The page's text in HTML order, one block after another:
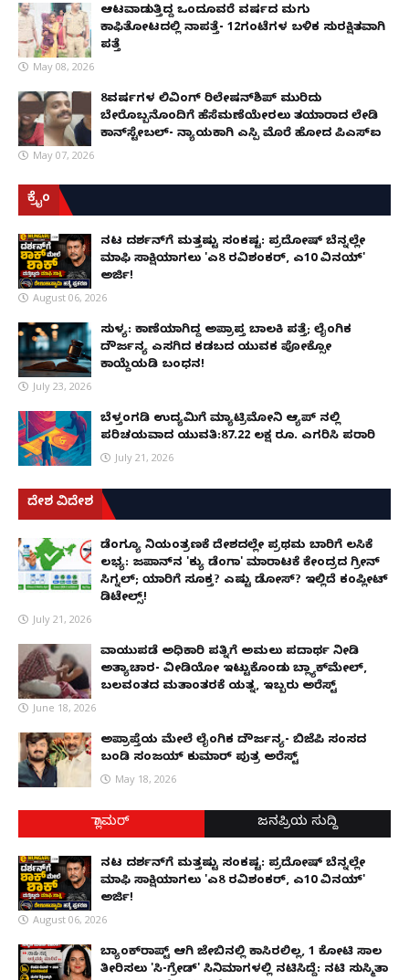
ಆಟವಾಡುತ್ತಿದ್ದ ಒಂದೂವರೆ ವರ್ಷದ ಮಗು
ಕಾಫಿತೋಟದಲ್ಲಿ ನಾಪತ್ತೆ- 12ಗಂಟೆಗಳ ಬಳಿಕ ಸುರಕ್ಷಿತವಾಗಿ
ಪತ್ತೆ
May 08, 2026
8ವರ್ಷಗಳ ಲಿವಿಂಗ್‌ ರಿಲೇಷನ್‌ಶಿಪ್ ಮುರಿದು
ಬೇರೊಬ್ಬನೊಂದಿಗೆ ಹೆಸೆಮಣೆಯೇರಲು ತಯಾರಾದ ಲೇಡಿ
ಕಾನ್‌ಸ್ಟೇಬಲ್- ನ್ಯಾಯಕ್ಕಾಗಿ ಎಸ್ಪಿ ಮೊರೆ ಹೋದ ಪಿಎಸ್ಐ
May 07, 2026
ಕ್ರೈಂ
ನಟ ದರ್ಶನ್‌ಗೆ ಮತ್ತಷ್ಟು ಸಂಕಷ್ಟ: ಪ್ರದೋಷ್ ಬೆನ್ನಲ್ಲೇ
ಮಾಫಿ ಸಾಕ್ಷಿಯಾಗಲು 'ಎ8 ರವಿಶಂಕರ್, ಎ10 ವಿನಯ್'
ಅರ್ಜಿ!
August 06, 2026
ಸುಳ್ಯ: ಕಾಣೆಯಾಗಿದ್ದ ಅಪ್ರಾಪ್ತ ಬಾಲಕಿ ಪತ್ತೆ; ಲೈಂಗಿಕ
ದೌರ್ಜನ್ಯ ಎಸಗಿದ ಕಡಬದ ಯುವಕ ಪೋಕ್ಸೋ
ಕಾಯ್ದೆಯಡಿ ಬಂಧನ!
July 23, 2026
ಬೆಳ್ತಂಗಡಿ ಉದ್ಯಮಿಗೆ ಮ್ಯಾಟ್ರಿಮೋನಿ ಆ್ಯಪ್ ನಲ್ಲಿ
ಪರಿಚಯವಾದ ಯುವತಿ:87.22 ಲಕ್ಷ ರೂ. ಎಗರಿಸಿ ಪರಾರಿ
July 21, 2026
ದೇಶ ವಿದೇಶ
ಡೆಂಗ್ಯೂ ನಿಯಂತ್ರಣಕ್ಕೆ ದೇಶದಲ್ಲೇ ಪ್ರಥಮ ಬಾರಿಗೆ ಲಸಿಕೆ
ಲಭ್ಯ: ಜಪಾನ್‌ನ 'ಕ್ಯು ಡೆಂಗಾ' ಮಾರಾಟಕ್ಕೆ ಕೇಂದ್ರದ ಗ್ರೀನ್
ಸಿಗ್ನಲ್; ಯಾರಿಗೆ ಸೂಕ್ತ? ಎಷ್ಟು ಡೋಸ್? ಇಲ್ಲಿದೆ ಕಂಪ್ಲೀಟ್
ಡಿಟೇಲ್ಸ್!
July 21, 2026
ವಾಯುಪಡೆ ಅಧಿಕಾರಿ ಪತ್ನಿಗೆ ಅಮಲು ಪದಾರ್ಥ ನೀಡಿ
ಅತ್ಯಾಚಾರ- ವೀಡಿಯೋ ಇಟ್ಟುಕೊಂಡು ಬ್ಲ್ಯಾಕ್‌ಮೇಲ್,
ಬಲವಂತದ ಮತಾಂತರಕ್ಕೆ ಯತ್ನ, ಇಬ್ಬರು ಅರೆಸ್ಟ್
June 18, 2026
ಅಪ್ರಾಪ್ತೆಯ ಮೇಲೆ ಲೈಂಗಿಕ ದೌರ್ಜನ್ಯ- ಬಿಜೆಪಿ ಸಂಸದ
ಬಂಡಿ ಸಂಜಯ್ ಕುಮಾರ್ ಪುತ್ರ ಅರೆಸ್ಟ್
May 18, 2026
ಗ್ಲಾಮರ್ ಜನಪ್ರಿಯ ಸುದ್ದಿ
ನಟ ದರ್ಶನ್‌ಗೆ ಮತ್ತಷ್ಟು ಸಂಕಷ್ಟ: ಪ್ರದೋಷ್ ಬೆನ್ನಲ್ಲೇ
ಮಾಫಿ ಸಾಕ್ಷಿಯಾಗಲು 'ಎ8 ರವಿಶಂಕರ್, ಎ10 ವಿನಯ್'
ಅರ್ಜಿ!
August 06, 2026
ಬ್ಯಾಂಕ್‌ರಾಪ್ಟ್‌ ಆಗಿ ಜೇಬಿನಲ್ಲಿ ಕಾಸಿರಲಿಲ್ಲ, ₹1 ಕೋಟಿ ಸಾಲ
ತೀರಿಸಲು 'ಸಿ-ಗ್ರೇಡ್' ಸಿನಿಮಾಗಳಲ್ಲಿ ನಟಿಸಿದ್ದೆ: ನಟಿ ಸುಸ್ಮಿತಾ